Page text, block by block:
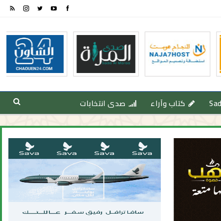
كتاب وآراء صدى انتخابات